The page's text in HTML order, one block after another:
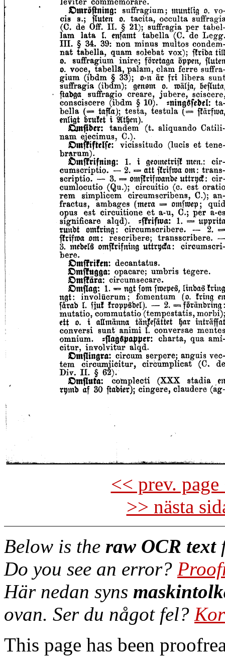
<< prev.
>> nästa
Below is the raw OCR text
Do you see an error?
Här nedan syns
ovan. Ser du något fel?
This page has been